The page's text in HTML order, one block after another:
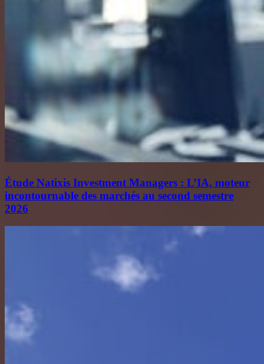
Étude Natixis Investment Managers : L’IA, moteur
incontournable des marchés au second semestre
2026